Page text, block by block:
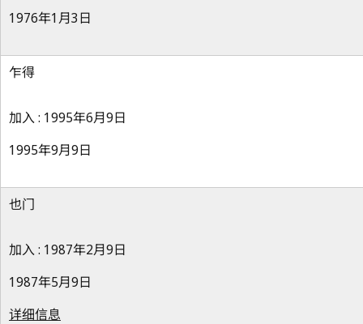
1976年1月3日
乍得
加入 : 1995年6月9日
1995年9月9日
也门
加入 : 1987年2月9日
1987年5月9日
详细信息